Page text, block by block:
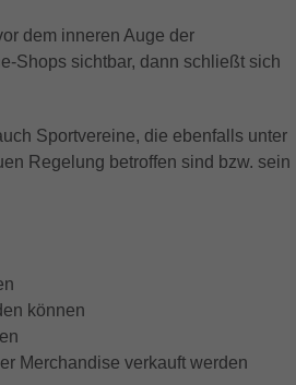
dem inneren Auge der
Shops sichtbar, dann schließt sich
Sportvereine, die ebenfalls unter
Regelung betroffen sind bzw. sein
können
Merchandise verkauft werden
Tracking-Optin-
anonym und
Nummer zu, um
identifizieren.
Google Analytics
wird verwendet, um
zu speichern, wie
nutzen, und hilft bei der
eine eindeutige ID, über
speichert, insbesondere
(z. B. Deutsch), wie
pro Seite angezeigt
Inhalte, um Ihnen